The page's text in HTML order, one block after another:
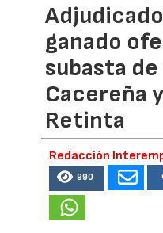
ganado
subasta
Cacereña
Retinta
Redacción
990